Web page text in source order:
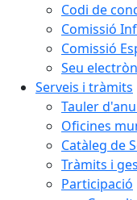
Codi de
Comissió
Comissió
Seu
Serveis i tràmits
Tauler
Oficines
Catàleg de
Tràmits i
Participació